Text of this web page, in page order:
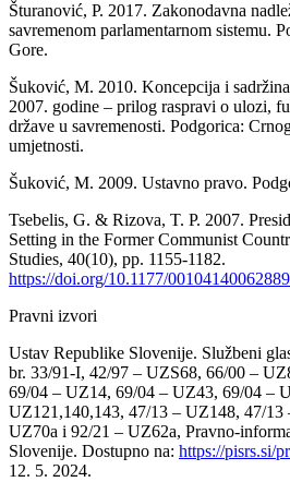
Šturanović, P. 2017. Zakonodavna
savremenom parlamentarnom sistemu.
Gore.
Šuković, M. 2010. Koncepcija i
2007. godine – prilog raspravi o ulozi,
države u savremenosti. Podgorica:
umjetnosti.
Šuković, M. 2009. Ustavno pravo.
Tsebelis, G. & Rizova, T. P. 2007.
Setting in the Former Communist
Studies, 40(10), pp. 1155-1182.
https://doi.org/10.1177/
Pravni izvori
Ustav Republike Slovenije. Službeni
br. 33/91-I, 42/97 – UZS68, 66/00 –
69/04 – UZ14, 69/04 – UZ43, 69/04 –
UZ121,140,143, 47/13 – UZ148, 47/13
UZ70a i 92/21 – UZ62a, Pravno-
Slovenije. Dostupno na: https://pisrs.si/
12. 5. 2024.